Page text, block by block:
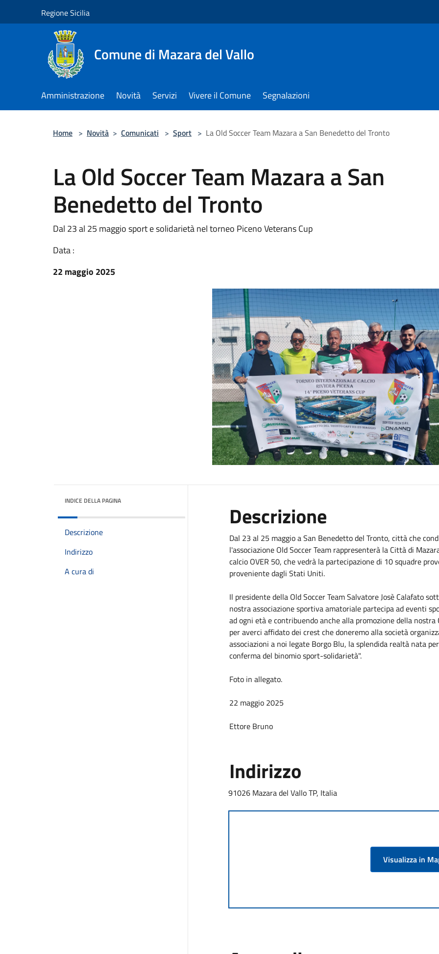
Regione Sicilia
Comune di Mazara del Vallo
Amministrazione Novità Servizi Vivere il Comune Segnalazioni
Home > Novità > Comunicati > Sport > La Old Soccer Team Mazara a San Benedetto del Tronto
La Old Soccer Team Mazara a San
Benedetto del Tronto
Dal 23 al 25 maggio sport e solidarietà nel torneo Piceno Veterans Cup
Data :
22 maggio 2025
INDICE DELLA PAGINA
Descrizione
Indirizzo
A cura di
Descrizione
Dal 23 al 25 maggio a San Benedetto del Tronto, città che
l'associazione Old Soccer Team rappresenterà la Città di
calcio OVER 50, che vedrà la partecipazione di 10 squadre
proveniente dagli Stati Uniti.
Il presidente della Old Soccer Team Salvatore Josè Calafato
nostra associazione sportiva amatoriale partecipa ad eventi
ad ogni età e contribuendo anche alla promozione della
per averci affidato dei crest che doneremo alla società
associazioni a noi legate Borgo Blu, la splendida realtà nata
conferma del binomio sport-solidarietà".
Foto in allegato.
22 maggio 2025
Ettore Bruno
Indirizzo
91026 Mazara del Vallo TP, Italia
Visualizza in